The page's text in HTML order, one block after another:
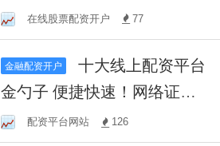
操作？在线股票配资开户 77
金融配资开户
十大线上配资平台
金勺子 便捷快速！网络证券
开户指南
配资平台网站 126